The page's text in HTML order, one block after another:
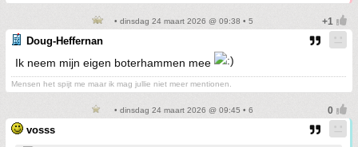
• dinsdag 24 maart 2026 @ 09:38 • 5
Doug-Heffernan
Ik neem mijn eigen boterhammen mee
Mensen het spijt me maar ik mag jullie niet meer mentionen.
• dinsdag 24 maart 2026 @ 09:45 • 6
vosss